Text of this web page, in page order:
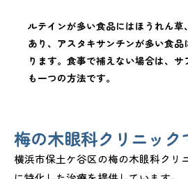
ルテインが多い食品にはほうれん
あり、アスタキサンチンが多い食
ります。食事で補えない場合は、
も一つの方法です。
梅の木眼科クリニッ
横浜市保土ケ谷区の梅の木眼科クリ